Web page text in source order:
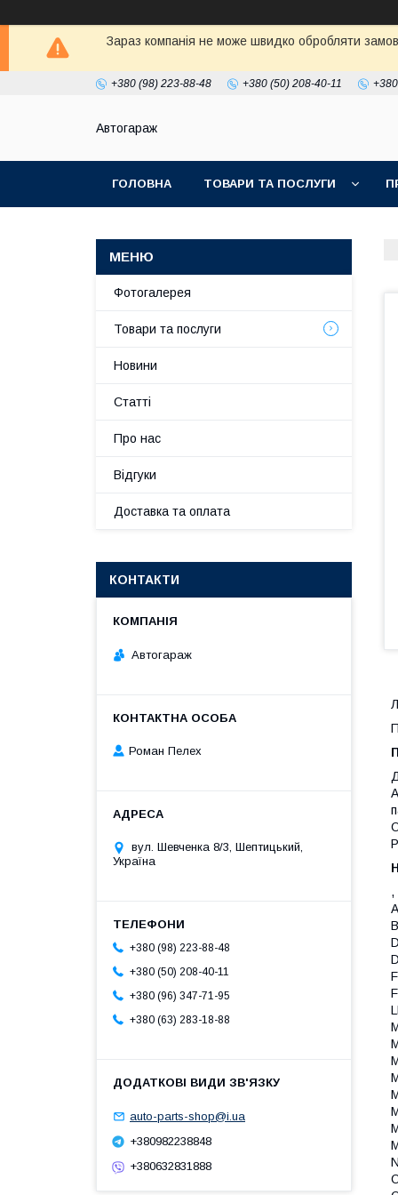
Зараз компанія не може швидко обробляти
+380 (98) 223-88-48 +380 (50) 208-40-11
Автогараж
ГОЛОВНА ТОВАРИ ТА ПОСЛУГИ
,
Фотогалерея
Товари та послуги
Новини
Статті
Про нас
Відгуки
Доставка та оплата
КОНТАКТИ
Автогараж
Роман Пелех
вул. Шевченка 8/3, Шептицький,
Україна
+380 (98) 223-88-48
+380 (50) 208-40-11
+380 (96) 347-71-95
+380 (63) 283-18-88
auto-parts-shop@i.ua
+380982238848
+380632831888